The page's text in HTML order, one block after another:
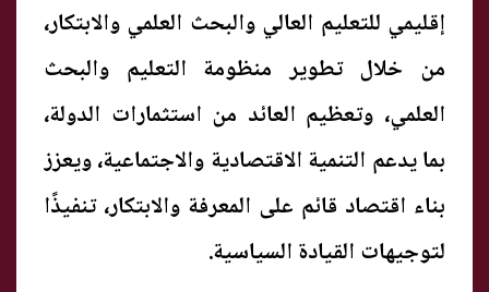
إقليمي للتعليم العالي والبحث العلمي والابتكار،
من خلال تطوير منظومة التعليم والبحث
العلمي، وتعظيم العائد من استثمارات الدولة،
بما يدعم التنمية الاقتصادية والاجتماعية، ويعزز
بناء اقتصاد قائم على المعرفة والابتكار، تنفيذًا
لتوجيهات القيادة السياسية.